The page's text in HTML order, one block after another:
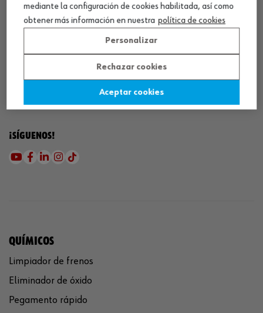
¡DESCARGA NUESTRA APP!
¡SÍGUENOS!
QUÍMICOS
Limpiador de frenos
Eliminador de óxido
Pegamento rápido
mediante la configuración de cookies habilitada, así como
obtener más información en nuestra política de cookies
Personalizar
Rechazar cookies
Aceptar cookies